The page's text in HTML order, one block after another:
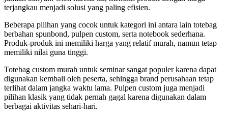
terjangkau menjadi solusi yang paling efisien.
Beberapa pilihan yang cocok untuk kategori ini antara lain totebag
berbahan spunbond, pulpen custom, serta notebook sederhana.
Produk-produk ini memiliki harga yang relatif murah, namun tetap
memiliki nilai guna tinggi.
Totebag custom murah untuk seminar sangat populer karena dapat
digunakan kembali oleh peserta, sehingga brand perusahaan tetap
terlihat dalam jangka waktu lama. Pulpen custom juga menjadi
pilihan klasik yang tidak pernah gagal karena digunakan dalam
berbagai aktivitas sehari-hari.